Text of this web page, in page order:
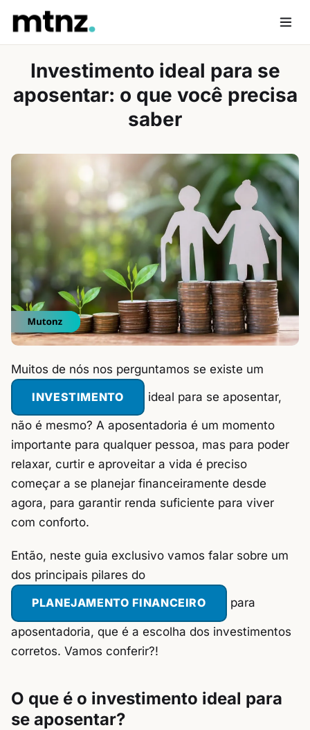
content
Investimento ideal para se
aposentar: o que você precisa
saber
Muitos de nós nos perguntamos se existe um
INVESTIMENTO ideal para se aposentar,
não é mesmo? A aposentadoria é um momento
importante para qualquer pessoa, mas para poder
relaxar, curtir e aproveitar a vida é preciso
começar a se planejar financeiramente desde
agora, para garantir renda suficiente para viver
com conforto.
Então, neste guia exclusivo vamos falar sobre um
dos principais pilares do
PLANEJAMENTO FINANCEIRO para
aposentadoria, que é a escolha dos investimentos
corretos. Vamos conferir?!
O que é o investimento ideal para
se aposentar?